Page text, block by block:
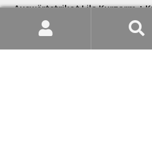
Auswärtstrikot Lila Kurzarm +
Bewertet mit
€
nach: